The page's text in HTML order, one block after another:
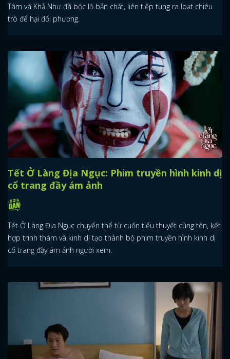
Tâm và Khả Như đã bộc lộ bản chất, liên tiếp tung ra loạt chiêu
trò để hại đối phương.
Tết Ở Làng Địa Ngục: Phim truyền hình kinh dị
cổ trang đầy ám ảnh
Tết Ở Làng Địa Ngục chuyển thể từ cuốn tiểu thuyết cùng tên, kết
hợp trinh thám và kinh dị tạo thành bộ phim truyền hình kinh dị
cổ trang đầy ám ảnh người xem.